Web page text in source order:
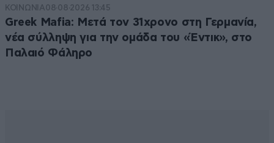
ΚΟΙΝΩΝΙΑ08·08·2026 13:45
Greek Mafia: Μετά τον 31χρονο στη Γερμανία,
νέα σύλληψη για την ομάδα του «Έντικ», στο
Παλαιό Φάληρο